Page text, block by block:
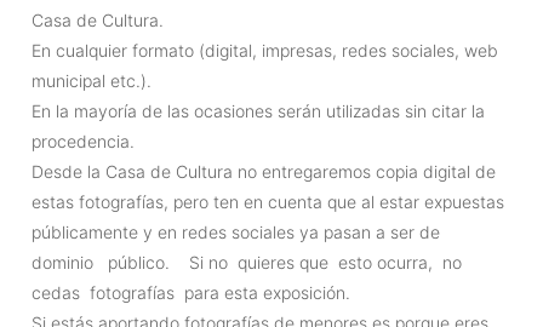
Casa de Cultura.
En cualquier formato (digital, impresas, redes sociales, web
municipal etc.).
En la mayoría de las ocasiones serán utilizadas sin citar la
procedencia.
Desde la Casa de Cultura no entregaremos copia digital de
estas fotografías, pero ten en cuenta que al estar expuestas
públicamente y en redes sociales ya pasan a ser de
dominio público. Si no quieres que esto ocurra, no
cedas fotografías para esta exposición.
Si estás aportando fotografías de menores es porque eres